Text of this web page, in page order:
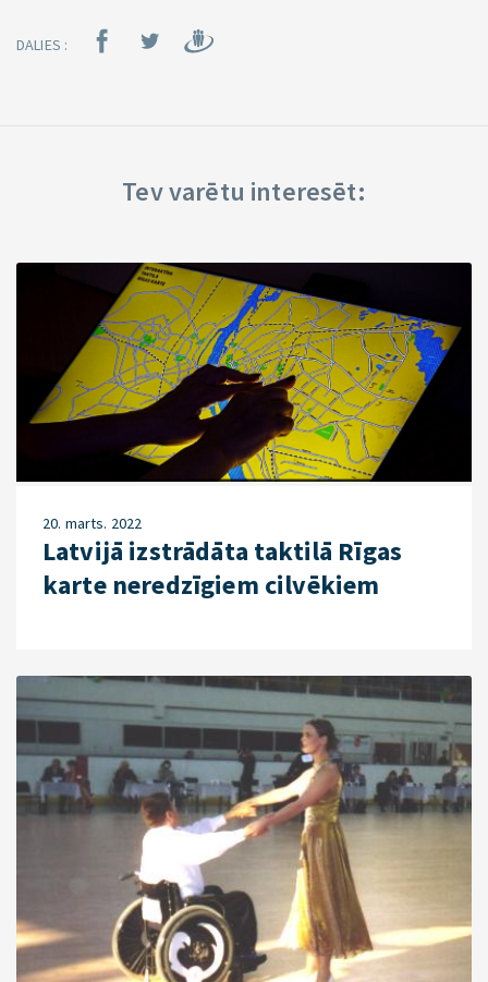
DALIES :
Tev varētu interesēt:
20. marts. 2022
Latvijā izstrādāta taktilā Rīgas
karte neredzīgiem cilvēkiem